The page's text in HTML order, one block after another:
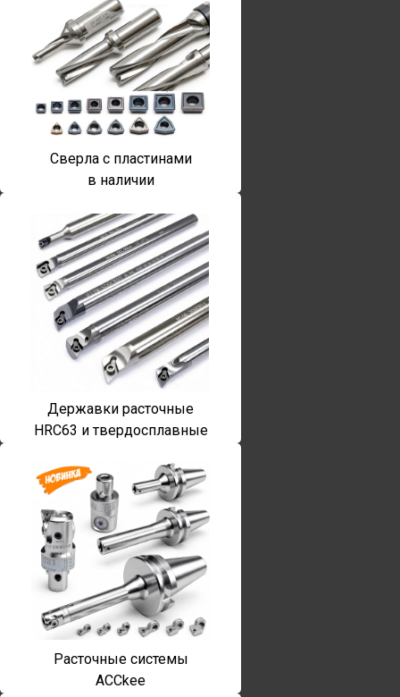
Сверла с пластинами
в наличии
Державки расточные
HRC63 и твердосплавные
Расточные системы
ACCkee